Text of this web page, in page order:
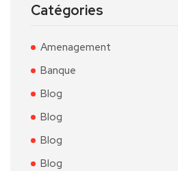
Catégories
Amenagement
Banque
Blog
Blog
Blog
Blog